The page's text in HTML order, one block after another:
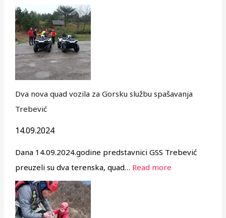
Dva nova quad vozila za Gorsku službu spašavanja
Trebević
14.09.2024
Dana 14.09.2024.godine predstavnici GSS Trebević
preuzeli su dva terenska, quad… Read more